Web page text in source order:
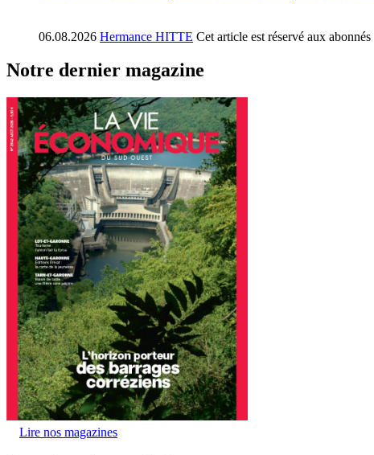
06.08.2026 Hermance HITTE Cet article est réservé aux abonnés
Notre dernier magazine
Lire nos magazines